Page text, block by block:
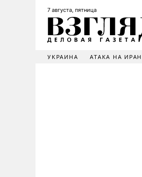
7 августа, пятница
УКРАИНА АТАКА НА ИРАН